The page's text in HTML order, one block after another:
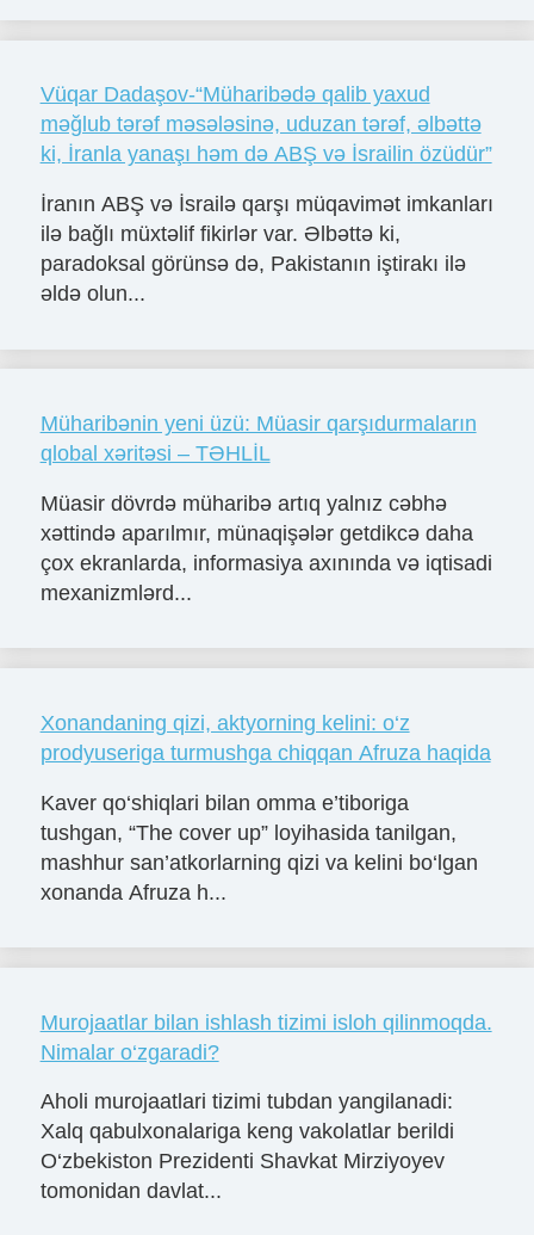
Vüqar Dadaşov-“Müharibədə qalib yaxud
məğlub tərəf məsələsinə, uduzan tərəf, əlbəttə
ki, İranla yanaşı həm də ABŞ və İsrailin özüdür”
İranın ABŞ və İsrailə qarşı müqavimət imkanları
ilə bağlı müxtəlif fikirlər var. Əlbəttə ki,
paradoksal görünsə də, Pakistanın iştirakı ilə
əldə olun...
Müharibənin yeni üzü: Müasir qarşıdurmaların
qlobal xəritəsi – TƏHLİL
Müasir dövrdə müharibə artıq yalnız cəbhə
xəttində aparılmır, münaqişələr getdikcə daha
çox ekranlarda, informasiya axınında və iqtisadi
mexanizmlərd...
Xonandaning qizi, aktyorning kelini: o‘z
prodyuseriga turmushga chiqqan Afruza haqida
Kaver qo‘shiqlari bilan omma e’tiboriga
tushgan, “The cover up” loyihasida tanilgan,
mashhur san’atkorlarning qizi va kelini bo‘lgan
xonanda Afruza h...
Murojaatlar bilan ishlash tizimi isloh qilinmoqda.
Nimalar o‘zgaradi?
Aholi murojaatlari tizimi tubdan yangilanadi:
Xalq qabulxonalariga keng vakolatlar berildi
O‘zbekiston Prezidenti Shavkat Mirziyoyev
tomonidan davlat...